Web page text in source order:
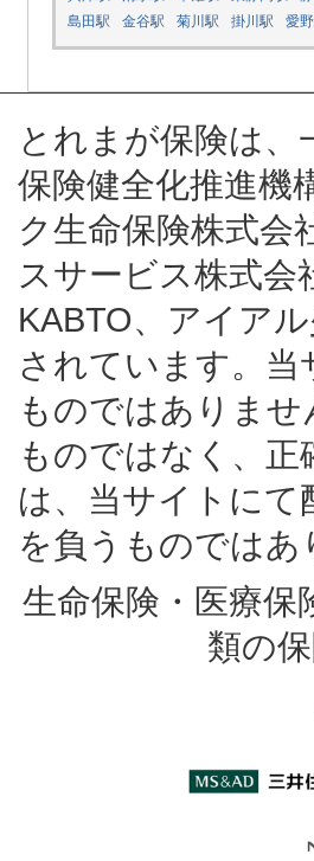
島田駅
金谷駅 菊川駅 掛川駅 愛
とれまが保険は
保険健全化推進機
ク生命保険株式会
スサービス株式会
KABTO、アイア
されています。当
ものではありま
ものではなく、
は、当サイトにて
を負うものではあ
生命保険・医療保
類の